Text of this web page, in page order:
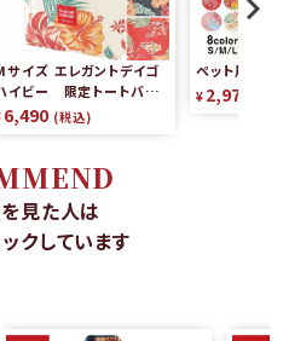
サイズ エレガントデイゴ
イビー 限定トートバッグ
バーシブル
6,490 税込
ペット用かり
¥ 2,970
見た人は
クしています